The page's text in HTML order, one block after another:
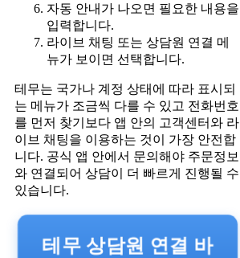
자동 안내가 나오면 필요한 내용을
입력합니다.
라이브 채팅 또는 상담원 연결 메
뉴가 보이면 선택합니다.
테무는 국가나 계정 상태에 따라 표시되
는 메뉴가 조금씩 다를 수 있고 전화번호
를 먼저 찾기보다 앱 안의 고객센터와 라
이브 채팅을 이용하는 것이 가장 안전합
니다. 공식 앱 안에서 문의해야 주문정보
와 연결되어 상담이 더 빠르게 진행될 수
있습니다.
테무 상담원 연결 바